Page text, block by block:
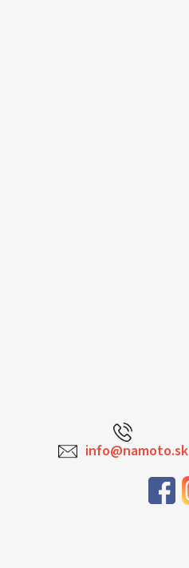
info@namoto.sk